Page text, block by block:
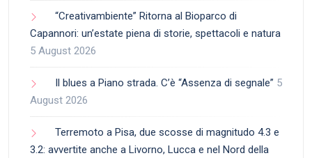
“Creativambiente” Ritorna al Bioparco di
Capannori: un’estate piena di storie, spettacoli e natura
5 August 2026
Il blues a Piano strada. C’è “Assenza di segnale” 5
August 2026
Terremoto a Pisa, due scosse di magnitudo 4.3 e
3.2: avvertite anche a Livorno, Lucca e nel Nord della